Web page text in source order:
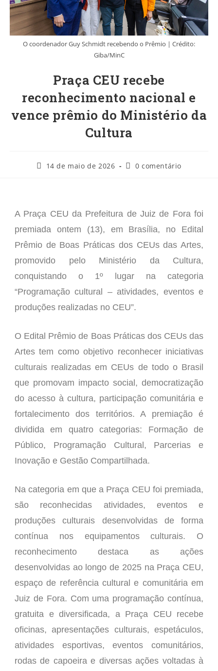
O coordenador Guy Schmidt recebendo o Prêmio | Crédito:
Giba/MinC
Praça CEU recebe
reconhecimento nacional e
vence prêmio do Ministério da
Cultura
14 de maio de 2026 0 comentário
A Praça CEU da Prefeitura de Juiz de Fora foi
premiada ontem (13), em Brasília, no Edital
Prêmio de Boas Práticas dos CEUs das Artes,
promovido pelo Ministério da Cultura,
conquistando o 1º lugar na categoria
“Programação cultural – atividades, eventos e
produções realizadas no CEU”.
O Edital Prêmio de Boas Práticas dos CEUs das
Artes tem como objetivo reconhecer iniciativas
culturais realizadas em CEUs de todo o Brasil
que promovam impacto social, democratização
do acesso à cultura, participação comunitária e
fortalecimento dos territórios. A premiação é
dividida em quatro categorias: Formação de
Público, Programação Cultural, Parcerias e
Inovação e Gestão Compartilhada.
Na categoria em que a Praça CEU foi premiada,
são reconhecidas atividades, eventos e
produções culturais desenvolvidas de forma
contínua nos equipamentos culturais. O
reconhecimento destaca as ações
desenvolvidas ao longo de 2025 na Praça CEU,
espaço de referência cultural e comunitária em
Juiz de Fora. Com uma programação contínua,
gratuita e diversificada, a Praça CEU recebe
oficinas, apresentações culturais, espetáculos,
atividades esportivas, eventos comunitários,
rodas de capoeira e diversas ações voltadas à